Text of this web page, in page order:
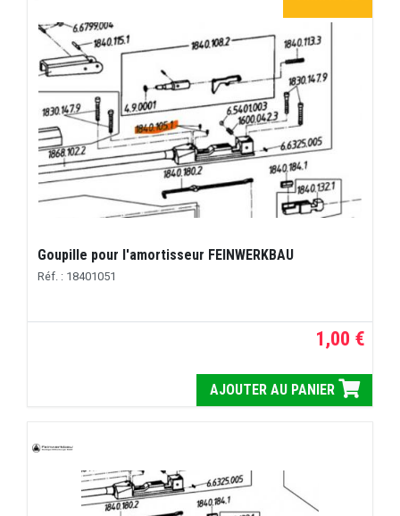
Goupille pour l'amortisseur FEINWERKBAU
Réf. : 18401051
1,00 €
AJOUTER AU PANIER